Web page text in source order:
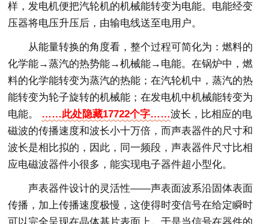
样，发电机便把汽轮机的机械能转变为电能。电能经变
压器将电压升压后，由输电线送至电用户。
从能量转换的角度看，整个过程可简化为：燃料的
化学能→蒸汽的热势能→机械能→电能。在锅炉中，燃
料的化学能转变为蒸汽的热能；在汽轮机中，蒸汽的热
能转变为轮子旋转的机械能；在发电机中机械能转变为
电能。 ……此处隐藏17722个字……波长，比相应的电
磁波的传播速度和波长小十万倍，而声表器件的尺寸和
波长是相比拟的，因此，同一频段，声表器件尺寸比相
应电磁波器件小很多，能实现电子器件超小型化。
声表器件设计的灵活性——声表面波系沿固体表面
传播，加上传播速度极慢，这使得时变信号在给定瞬时